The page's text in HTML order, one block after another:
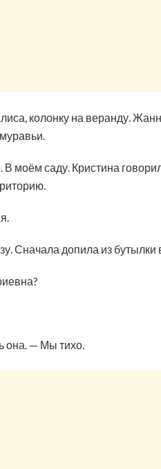
колонку на веранду.
моём саду. Кристина
Сначала допила из бутылки
она. — Мы тихо.